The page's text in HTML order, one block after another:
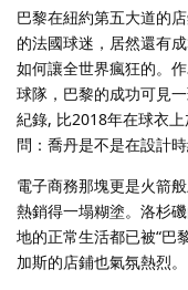
巴黎在紐約第五大道的
的法國球迷，居然還有
如何讓全世界瘋狂的。
球隊，巴黎的成功可見
紀錄, 比2018年在球衣
問：喬丹是不是在設計
電子商務那塊更是火箭
熱銷得一塌糊塗。洛杉
地的正常生活都已被“巴
加斯的店鋪也氣氛熱烈。